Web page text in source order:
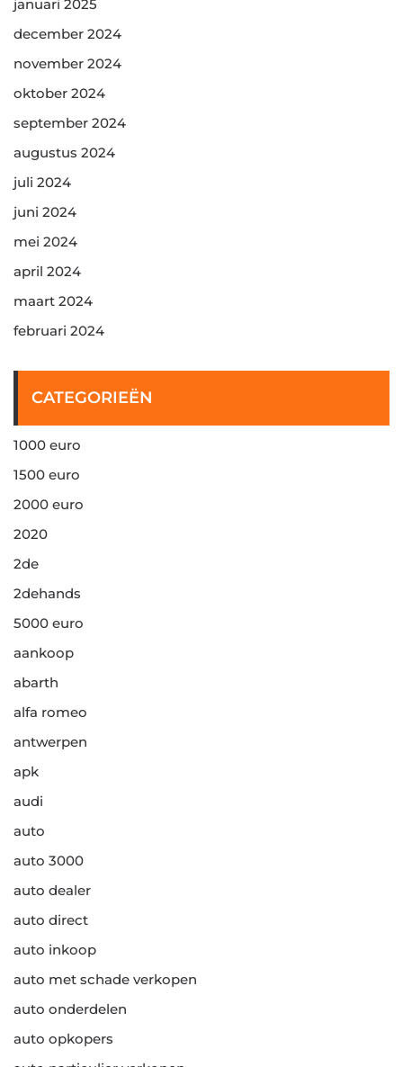
januari 2025
december 2024
november 2024
oktober 2024
september 2024
augustus 2024
juli 2024
juni 2024
mei 2024
april 2024
maart 2024
februari 2024
CATEGORIEËN
1000 euro
1500 euro
2000 euro
2020
2de
2dehands
5000 euro
aankoop
abarth
alfa romeo
antwerpen
apk
audi
auto
auto 3000
auto dealer
auto direct
auto inkoop
auto met schade verkopen
auto onderdelen
auto opkopers